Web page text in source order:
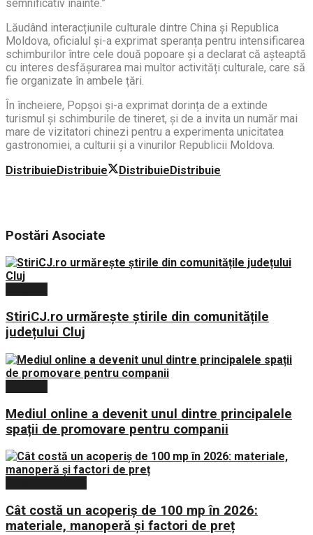
semnificativ înainte.”
Lăudând interacțiunile culturale dintre China și Republica
Moldova, oficialul și-a exprimat speranța pentru intensificarea
schimburilor între cele două popoare și a declarat că așteaptă
cu interes desfășurarea mai multor activități culturale, care să
fie organizate în ambele țări.
În încheiere, Popșoi și-a exprimat dorința de a extinde
turismul și schimburile de tineret, și de a invita un număr mai
mare de vizitatori chinezi pentru a experimenta unicitatea
gastronomiei, a culturii și a vinurilor Republicii Moldova.
DistribuieDistribuie DistribuieDistribuie
PostăriAsociate
StiriCJ.ro urmărește știrile din comunitățile
județului Cluj
Mediul online a devenit unul dintre principalele
spații de promovare pentru companii
Cât costă un acoperiș de 100 mp în 2026:
materiale, manoperă și factori de preț